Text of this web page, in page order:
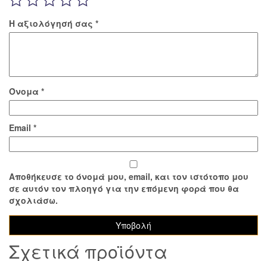
Η αξιολόγησή σας *
Όνομα *
Email *
Αποθήκευσε το όνομά μου, email, και τον ιστότοπο μου
σε αυτόν τον πλοηγό για την επόμενη φορά που θα
σχολιάσω.
Σχετικά προϊόντα